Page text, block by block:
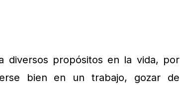
diversos propósitos en la vida, por
bien en un trabajo, gozar de